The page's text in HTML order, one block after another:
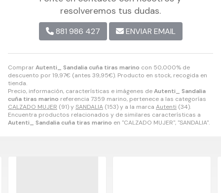
ComprarAutenti_ Sandalia cuña tiras marino con 50,000% de
descuento por19,97€ (antes 39,95€). Producto en stock, recogida en
tienda.
Precio, información, características e imágenes deAutenti_ Sandalia
cuña tiras marino referencia 7359 marino, pertenece a las categorías
CALZADO MUJER (91) y SANDALIA (153) y a la marca Autenti (34).
Encuentra productos relacionados y de similares características a
Autenti_ Sandalia cuña tiras marino en "CALZADO MUJER", "SANDALIA".
resolveremos tus dudas.
881 986 427 ENVIAR EMAIL